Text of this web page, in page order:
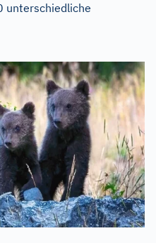
unterschiedliche